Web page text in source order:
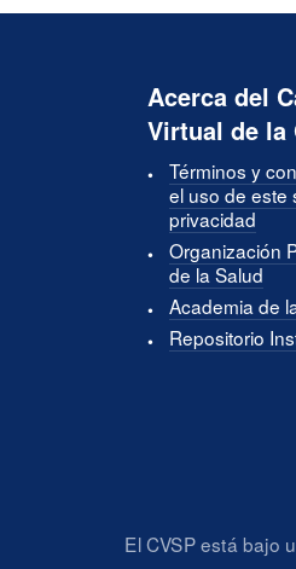
Acerca del
Virtual de la
Términos y
el uso de este
privacidad
Organización
de la Salud
Academia de
Repositorio
El CVSP está bajo